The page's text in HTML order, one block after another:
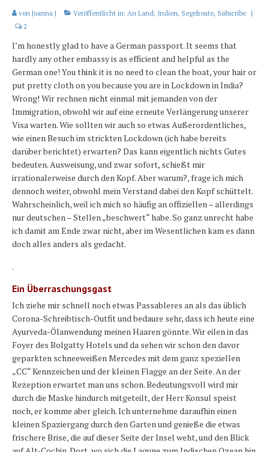
Karte und Wind
Mittelmeer 2010-2013
Bordbibliothek
Abonnieren
Yachtüberführung weltweit
INSELN Roman
von Joanna | Veröffentlicht in: An Land, Indien, Segelroute, Subscribe
|
2
I’m honestly glad to have a German passport. It seems that
hardly any other embassy is as efficient and helpful as the
German one! You think it is no need to clean the boat, your hair or
put pretty cloth on you because you are in Lockdown in India?
Wrong! Wir rechnen nicht einmal mit jemanden von der
Immigration, obwohl wir auf eine erneute Verlängerung unserer
Visa warten. Wie sollten wir auch so etwas Außerordentliches,
wie einen Besuch im strickten Lockdown (ich habe bereits
darüber berichtet) erwarten? Das kann eigentlich nichts Gutes
bedeuten. Ausweisung, und zwar sofort, schießt mir
irrationalerweise durch den Kopf. Aber warum?, frage ich mich
dennoch weiter, obwohl mein Verstand dabei den Kopf schüttelt.
Wahrscheinlich, weil ich mich so häufig an offiziellen – allerdings
nur deutschen – Stellen „beschwert“ habe. So ganz unrecht habe
ich damit am Ende zwar nicht, aber im Wesentlichen kam es dann
doch alles anders als gedacht.
.
Ein Überraschungsgast
Ich ziehe mir schnell noch etwas Passableres an als das üblich
Corona-Schreibtisch-Outfit und bedaure sehr, dass ich heute eine
Ayurveda-Ölanwendung meinen Haaren gönnte. Wir eilen in das
Foyer des Bolgatty Hotels und da sehen wir schon den davor
geparkten schneeweißen Mercedes mit dem ganz speziellen
„CC“ Kennzeichen und der kleinen Flagge an der Seite. An der
Rezeption erwartet man uns schon. Bedeutungsvoll wird mir
durch die Maske hindurch mitgeteilt, der Herr Konsul speist
noch, er komme aber gleich. Ich unternehme daraufhin einen
kleinen Spaziergang durch den Garten und genieße die etwas
frischere Brise, die auf dieser Seite der Insel weht, und den Blick